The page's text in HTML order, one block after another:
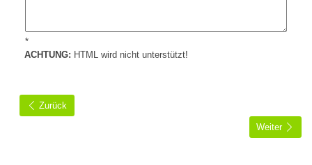
*
ACHTUNG: HTML wird nicht unterstützt!
Zurück
Weiter